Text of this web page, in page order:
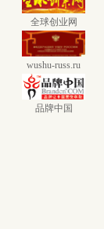
全球创业网
wushu-russ.ru
品牌中国